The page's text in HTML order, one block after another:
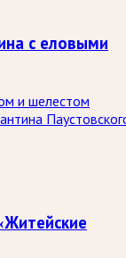
с еловыми
и шелестом